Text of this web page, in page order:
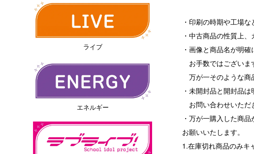
・印刷の時期や工場
・中古商品の性質上
・画像と商品名が明
お手数ではございま
万が一そのような商
・未開封品と開封品
お問い合わせいただ
・万が一購入した商
お願いいたします。
1.在庫切れ商品のみキ
ライブ
エネルギー